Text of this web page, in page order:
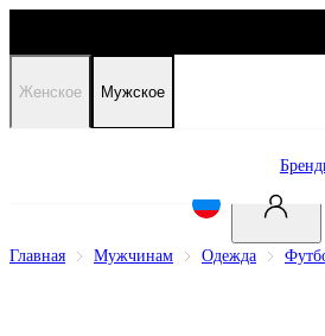
Женское Мужское
Главная Мужчинам Одежда